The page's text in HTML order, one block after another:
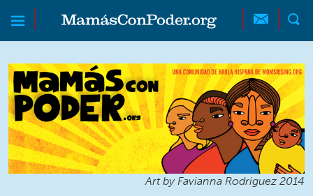
Skip to main content
Skip to main content
MamásConPoder
Art by Favianna Rodriguez 2014